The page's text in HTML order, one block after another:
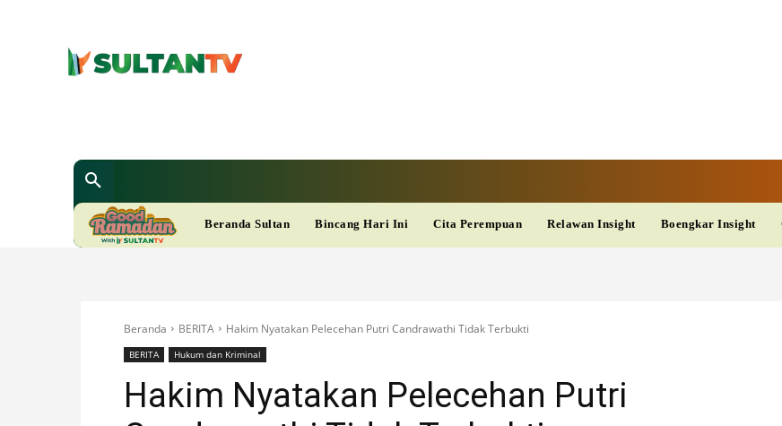
A
D
Beranda Sultan Bincang Hari Ini Cita Perempuan Relawan Insight Boengkar Insight
Beranda BERITA Hakim Nyatakan Pelecehan Putri Candrawathi Tidak Terbukti
BERITA Hukum dan Kriminal
Hakim Nyatakan Pelecehan Putri